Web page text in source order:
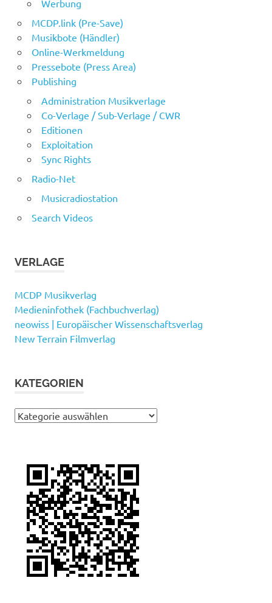
Werbung
MCDP.link (Pre-Save)
Musikbote (Händler)
Online-Werkmeldung
Pressebote (Press Area)
Publishing
Administration Musikverlage
Co-Verlage / Sub-Verlage / CWR
Editionen
Exploitation
Sync Rights
Radio-Net
Musicradiostation
Search Videos
VERLAGE
MCDP Musikverlag
Medieninfothek (Fachbuchverlag)
neowiss | Europäischer Wissenschaftsverlag
New Terrain Filmverlag
KATEGORIEN
Kategorien